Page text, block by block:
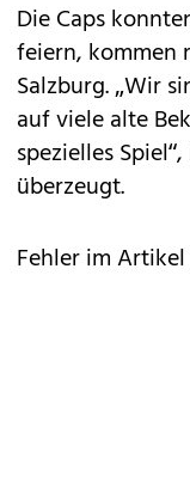
Die Caps
feiern, kommen
Salzburg. „Wir
auf viele alte
spezielles
überzeugt.
Fehler im